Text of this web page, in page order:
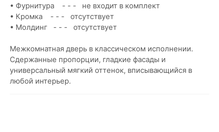
• Фурнитура - - - не входит в комплект
• Кромка - - - отсутствует
• Молдинг - - - отсутствует
Межкомнатная дверь в классическом исполнении.
Сдержанные пропорции, гладкие фасады и
универсальный мягкий оттенок, вписывающийся в
любой интерьер.